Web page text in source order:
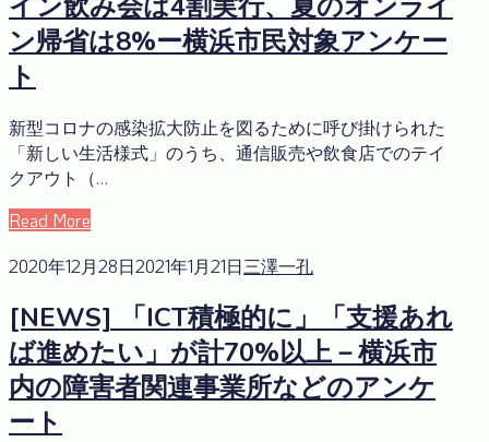
ン帰省は8%ー横浜市民対象アンケー
ト
新型コロナの感染拡大防止を図るために呼び掛けられた
「新しい生活様式」のうち、通信販売や飲食店でのテイ
クアウト（…
Read More
2020年12月28日2021年1月21日三澤一孔
[NEWS] 「ICT積極的に」「支援あれ
ば進めたい」が計70%以上－横浜市
内の障害者関連事業所などのアンケ
ート